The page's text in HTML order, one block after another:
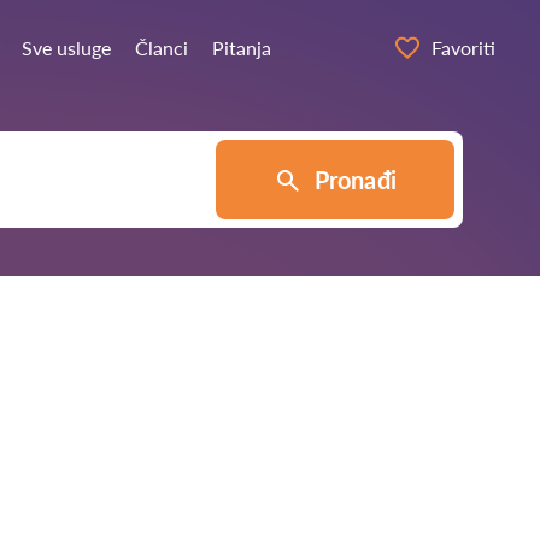
Sve usluge Članci Pitanja Favoriti
Pronađi